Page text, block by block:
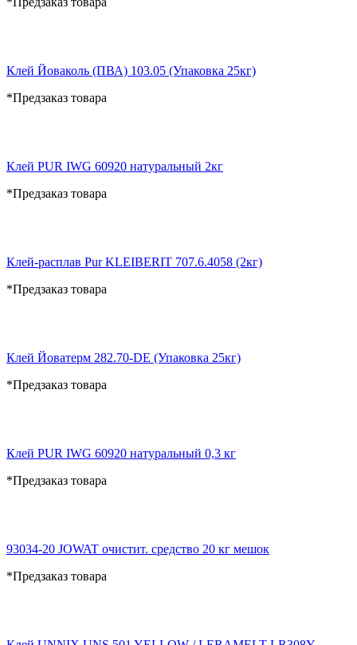
Клей Йоваколь (ПВА) 103.05 (Упаковка 25кг)
*Предзаказ товара
Клей PUR IWG 60920 натуральный 2кг
*Предзаказ товара
Клей-расплав Pur KLEIBERIT 707.6.4058 (2кг)
*Предзаказ товара
Клей Йоватерм 282.70-DE (Упаковка 25кг)
*Предзаказ товара
Клей PUR IWG 60920 натуральный 0,3 кг
*Предзаказ товара
93034-20 JOWAT очистит. средство 20 кг мешок
*Предзаказ товара